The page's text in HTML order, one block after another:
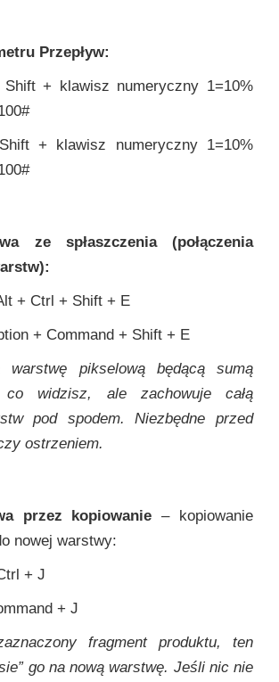
Przepływ:
+ klawisz numeryczny 1=10%
+ klawisz numeryczny 1=10%
ze spłaszczenia (połączenia
+ Ctrl + Shift + E
+ Command + Shift + E
warstwę pikselową będącą sumą
co widzisz, ale zachowuje całą
pod spodem. Niezbędne przed
ostrzeniem.
przez kopiowanie – kopiowanie
nowej warstwy:
+ J
+ J
fragment produktu, ten
go na nową warstwę. Jeśli nic nie